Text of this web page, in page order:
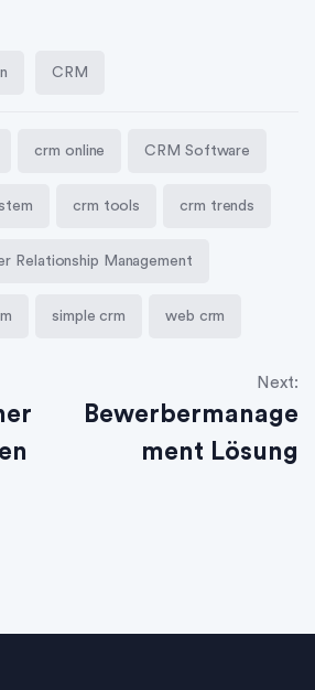
CRM
crm online CRM Software
crm tools crm trends
Relationship Management
simple crm web crm
Next:
Bewerbermanage
ment Lösung